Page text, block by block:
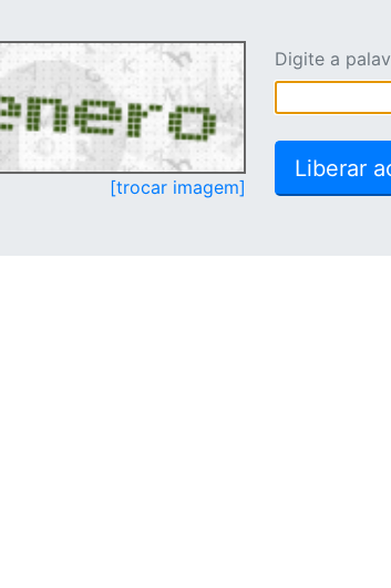
[trocar imagem]
Digite a